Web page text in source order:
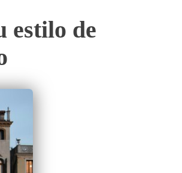
estilo de